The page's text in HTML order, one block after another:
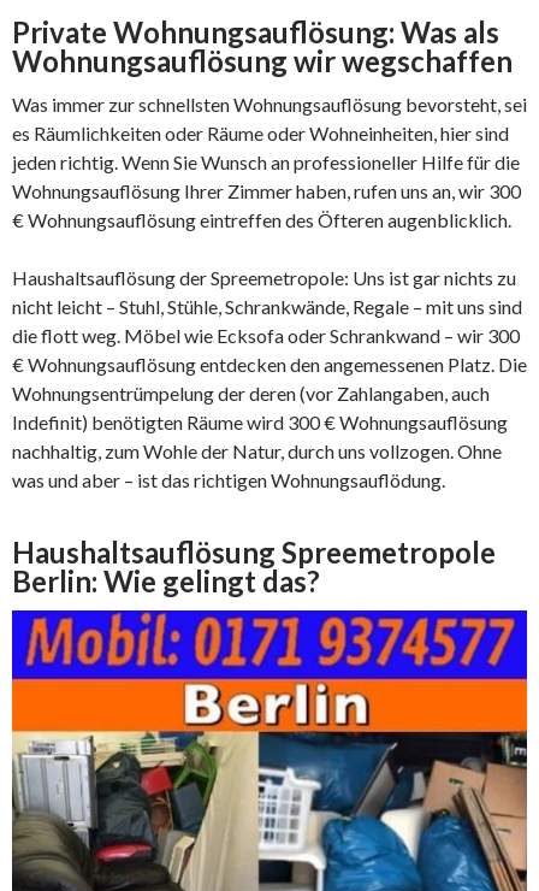
Private Wohnungsauflösung: Was als
Wohnungsauflösung wir wegschaffen
Was immer zur schnellsten Wohnungsauflösung bevorsteht, sei
es Räumlichkeiten oder Räume oder Wohneinheiten, hier sind
jeden richtig. Wenn Sie Wunsch an professioneller Hilfe für die
Wohnungsauflösung Ihrer Zimmer haben, rufen uns an, wir 300
€ Wohnungsauflösung eintreffen des Öfteren augenblicklich.
Haushaltsauflösung der Spreemetropole: Uns ist gar nichts zu
nicht leicht – Stuhl, Stühle, Schrankwände, Regale – mit uns sind
die flott weg. Möbel wie Ecksofa oder Schrankwand – wir 300
€ Wohnungsauflösung entdecken den angemessenen Platz. Die
Wohnungsentrümpelung der deren (vor Zahlangaben, auch
Indefinit) benötigten Räume wird 300 € Wohnungsauflösung
nachhaltig, zum Wohle der Natur, durch uns vollzogen. Ohne
was und aber – ist das richtigen Wohnungsauflödung.
Haushaltsauflösung Spreemetropole
Berlin: Wie gelingt das?